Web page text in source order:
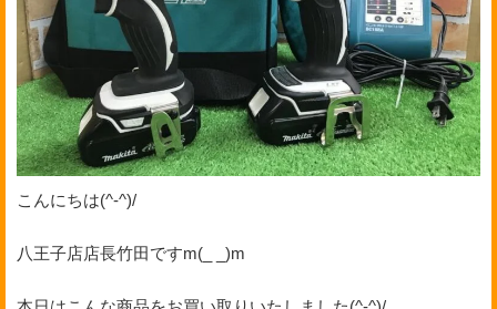
こんにちは(^-^)/
八王子店店長竹田ですm(_ _)m